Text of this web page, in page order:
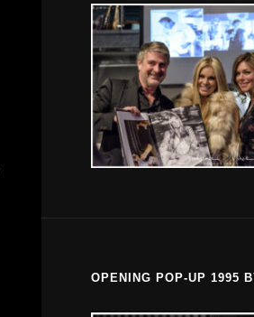
OPENING POP-UP 1995